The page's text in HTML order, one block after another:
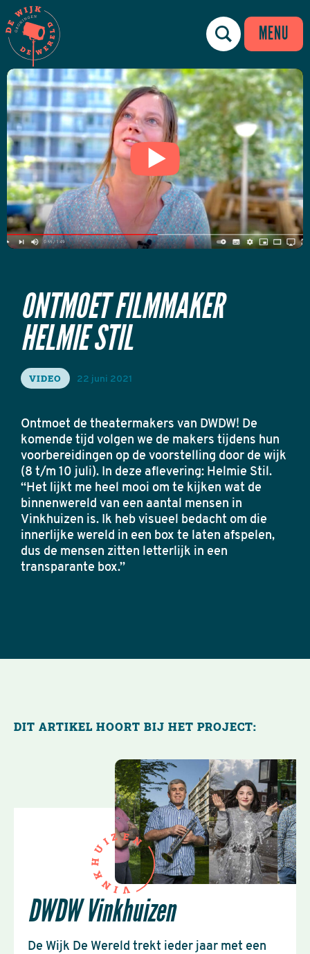
MENU
ONTMOET FILMMAKER
HELMIE STIL
VIDEO 22 juni 2021
Ontmoet de theatermakers van DWDW! De
komende tijd volgen we de makers tijdens hun
voorbereidingen op de voorstelling door de wijk
(8 t/m 10 juli). In deze aflevering: Helmie Stil.
“Het lijkt me heel mooi om te kijken wat de
binnenwereld van een aantal mensen in
Vinkhuizen is. Ik heb visueel bedacht om die
innerlijke wereld in een box te laten afspelen,
dus de mensen zitten letterlijk in een
transparante box.”
DIT ARTIKEL HOORT BIJ HET PROJECT:
DWDW Vinkhuizen
De Wijk De Wereld trekt ieder jaar met een
V
I
N
K
H
U
IZEN